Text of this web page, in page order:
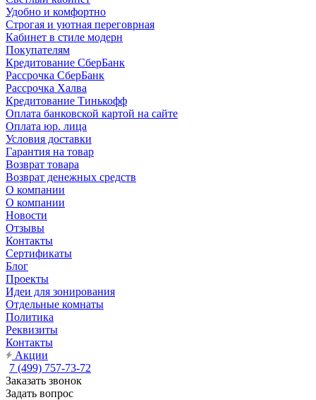
Удобно и комфортно
Строгая и уютная переговрная
Кабинет в стиле модерн
Покупателям
Кредитование СберБанк
Рассрочка СберБанк
Рассрочка Халва
Кредитование Тинькофф
Оплата банковской картой на сайте
Оплата юр. лица
Условия доставки
Гарантия на товар
Возврат товара
Возврат денежных средств
О компании
О компании
Новости
Отзывы
Контакты
Сертификаты
Блог
Проекты
Идеи для зонирования
Отдельные комнаты
Политика
Реквизиты
Контакты
Акции
7 (499) 757-73-72
Заказать звонок
Задать вопрос